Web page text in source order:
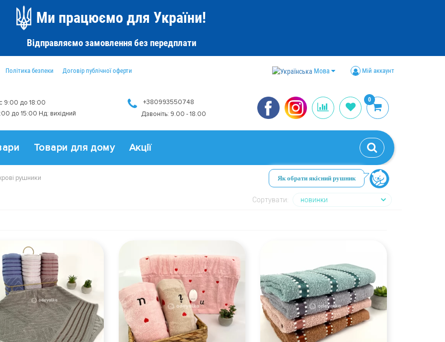
Ми працюємо для України!
Відправляємо замовлення без передплати
Політика безпеки Договір публічної оферти Мова Мій аккаунт
9:00 до 18:00
до 15:00 Нд: вихідний
+380993550748
Дзвоніть: 9.00 - 18.00
0
Товари для дому Акції
рушники Як обрати якісний рушник
Сортувати: